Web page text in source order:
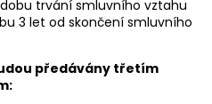
trvání smluvního vztahu
3 let od skončení smluvního
předávány třetím